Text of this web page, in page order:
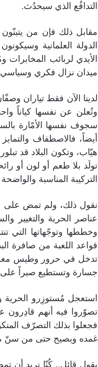
التدافُع الذي سيحدُث.
مقابل ذلك فإن من يتبنّون
الدولة العلمانية
الأيدي لربائب
ميدان نزال فكري وسياسي
لدينا الآن فقط تياران
وتُعلن عن نفسها كياناً
سجوف نفسها الأمّارة
أيضاً، فالاصطفاف
هيّاب، وتكون البلاد قد
تولَد بلا طعم أو لون أو
التركيبة المناسبة
نقول ذلك، ولم تمض على
عناصر الحرية والتغيير
وخططها وتوجّهاتها
قواعد اللعبة من صافرة
تدخل في حرور وطيس معركة
جسارة وتستطيع صبراً
استعجل مُستوزِرو الحرية
تصوّروا فيه أنهم
فجعلوا بذلك التصرّف
غمده ويصيح حتى من سنّ
يقول قائل.. كُنّا نريد أن